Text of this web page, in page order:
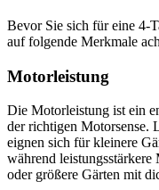
Bevor Sie sich für eine 4-
auf folgende Merkmale
Motorleistung
Die Motorleistung ist ein
der richtigen Motorsense.
eignen sich für kleinere
während
oder größere Gärten mit